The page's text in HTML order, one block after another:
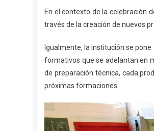
En el contexto de la celebración
través de la creación de nuevos
Igualmente, la institución se
formativos que se adelantan en
de preparación técnica, cada
próximas formaciones.